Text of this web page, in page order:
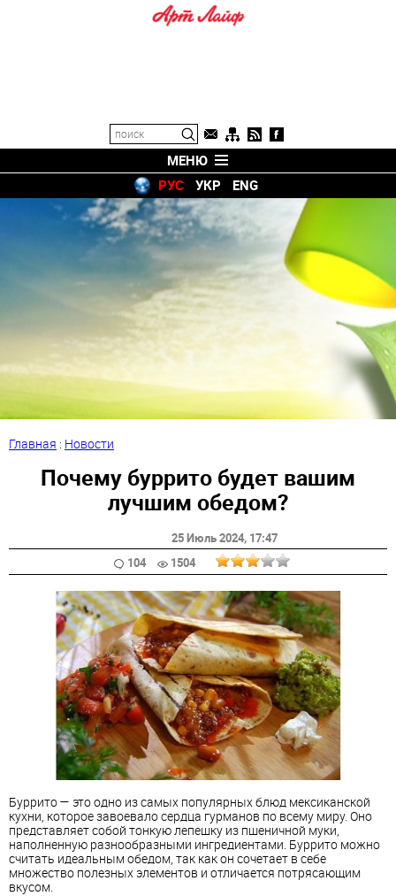
МЕНЮ
РУС
УКР ENG
Главная : Новости
Почему буррито будет вашим
лучшим обедом?
25 Июль 2024, 17:47
104
1504
Буррито — это одно из самых популярных блюд мексиканской
кухни, которое завоевало сердца гурманов по всему миру. Оно
представляет собой тонкую лепешку из пшеничной муки,
наполненную разнообразными ингредиентами. Буррито можно
считать идеальным обедом, так как он сочетает в себе
множество полезных элементов и отличается потрясающим
вкусом.